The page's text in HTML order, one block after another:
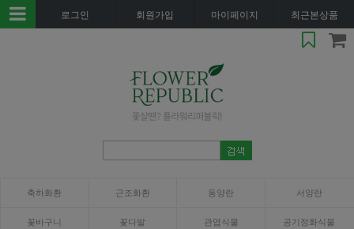
로그인 회원가입 마이페이지 최근본상품
축하화환 근조화환 동양란 서양란
꽃바구니 꽃다발 관엽식물 공기정화식물